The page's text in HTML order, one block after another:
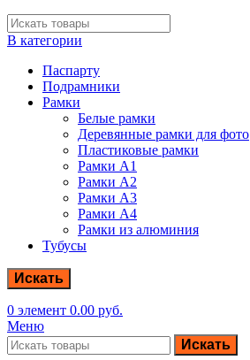
В категории
Паспарту
Подрамники
Рамки
Белые рамки
Деревянные рамки для фото
Пластиковые рамки
Рамки А1
Рамки А2
Рамки А3
Рамки А4
Рамки из алюминия
Тубусы
Искать
0 элемент 0.00 руб.
Меню
Искать